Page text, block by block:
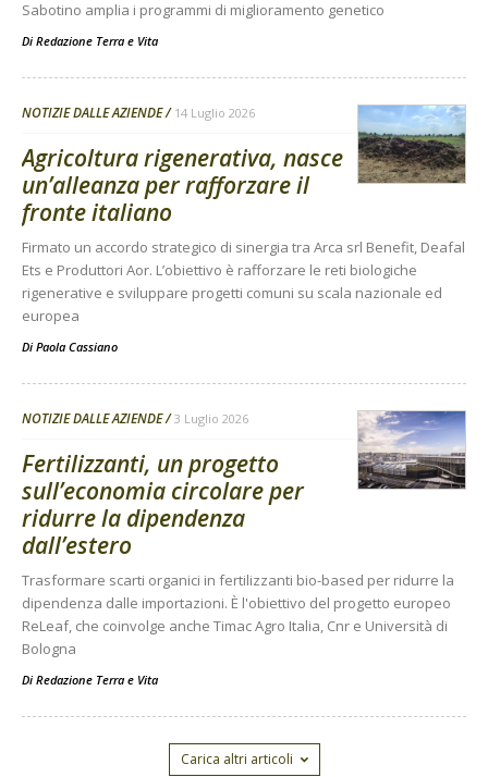
Sabotino amplia i programmi di miglioramento genetico
Di Redazione Terra e Vita
NOTIZIE DALLE AZIENDE 14 Luglio 2026
Agricoltura rigenerativa, nasce
un’alleanza per rafforzare il
fronte italiano
Firmato un accordo strategico di sinergia tra Arca srl Benefit, Deafal
Ets e Produttori Aor. L’obiettivo è rafforzare le reti biologiche
rigenerative e sviluppare progetti comuni su scala nazionale ed
europea
Di Paola Cassiano
NOTIZIE DALLE AZIENDE 3 Luglio 2026
Fertilizzanti, un progetto
sull’economia circolare per
ridurre la dipendenza
dall’estero
Trasformare scarti organici in fertilizzanti bio-based per ridurre la
dipendenza dalle importazioni. È l'obiettivo del progetto europeo
ReLeaf, che coinvolge anche Timac Agro Italia, Cnr e Università di
Bologna
Di Redazione Terra e Vita
Carica altri articoli